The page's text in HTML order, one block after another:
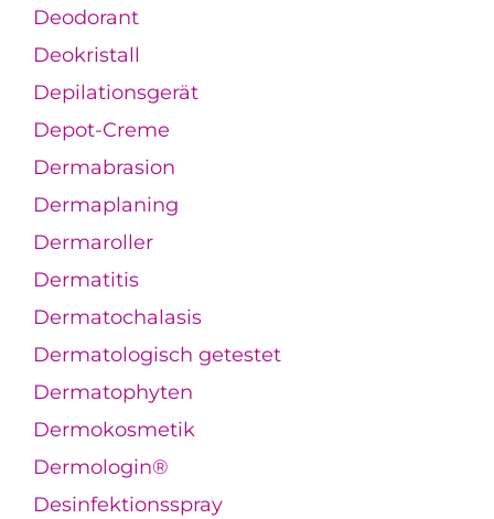
Deodorant
Deokristall
Depilationsgerät
Depot-Creme
Dermabrasion
Dermaplaning
Dermaroller
Dermatitis
Dermatochalasis
Dermatologisch getestet
Dermatophyten
Dermokosmetik
Dermologin®
Desinfektionsspray